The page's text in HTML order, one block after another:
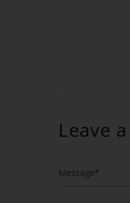
Leave
Message*